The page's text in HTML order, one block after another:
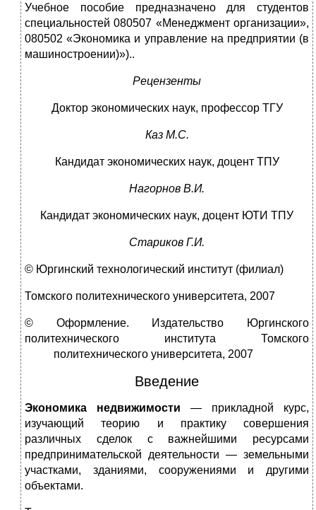
Учебное пособие предназначено для студентов
специальностей 080507 «Менеджмент организации»,
080502 «Экономика и управление на предприятии (в
машиностроении)»)..
Рецензенты
Доктор экономических наук, профессор ТГУ
Каз М.С.
Кандидат экономических наук, доцент ТПУ
Нагорнов В.И.
Кандидат экономических наук, доцент ЮТИ ТПУ
Стариков Г.И.
© Юргинский технологический институт (филиал)
Томского политехнического университета, 2007
© Оформление. Издательство Юргинского
политехнического института Томского
политехнического университета, 2007
Введение
Экономика недвижимости — прикладной курс,
изучающий теорию и практику совершения
различных сделок с важнейшими ресурсами
предпринимательской деятельности — земельными
участками, зданиями, сооружениями и другими
объектами.